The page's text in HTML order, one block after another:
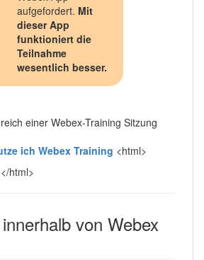
aufgefordert. Mit
dieser App
funktioniert die
Teilnahme
wesentlich besser.
einer Webex-Training Sitzung
ich Webex Training <html>
html>
von Webex